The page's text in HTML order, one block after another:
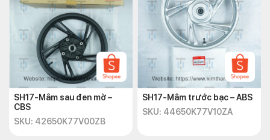
Lưu ý khi lắp ráp mâm xe SH
2020
Khi lắp ráp mâm xe SH 2020 hoặc bất kỳ loại xe máy nào khác,
bạn cần tuân theo các lưu ý sau để đảm bảo an toàn và hiệu
suất của xe:
Sử dụng mâm chính hãng: Hãy luôn sử dụng
tùng xe SH 2020
SH17-Mâm sau đen mờ –
CBS
SKU: 42650K77V00ZB
SH17-Mâm trước bạc – ABS
SKU: 44650K77V10ZA